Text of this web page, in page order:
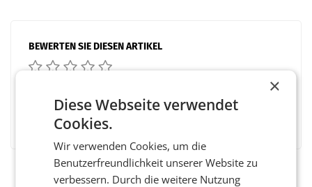
BEWERTEN SIE DIESEN ARTIKEL
×
Diese Webseite verwendet
Cookies.
Wir verwenden Cookies, um die
Benutzerfreundlichkeit unserer Website zu
verbessern. Durch die weitere Nutzung